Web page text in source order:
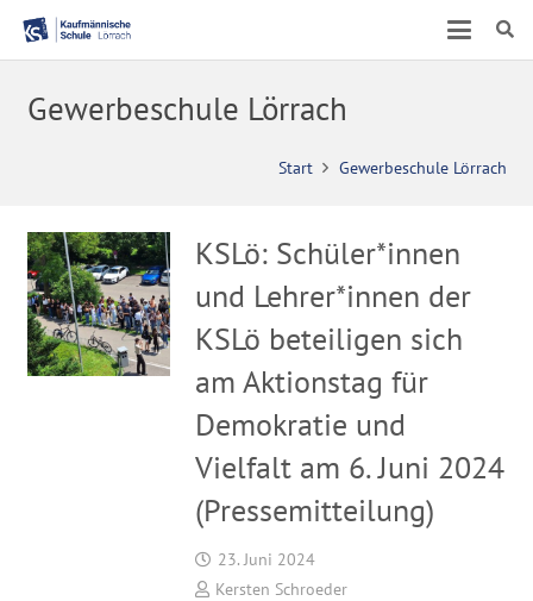
Gewerbeschule Lörrach
Start Gewerbeschule Lörrach
KSLö: Schüler*innen
und Lehrer*innen der
KSLö beteiligen sich
am Aktionstag für
Demokratie und
Vielfalt am 6. Juni 2024
(Pressemitteilung)
23. Juni 2024
Kersten Schroeder